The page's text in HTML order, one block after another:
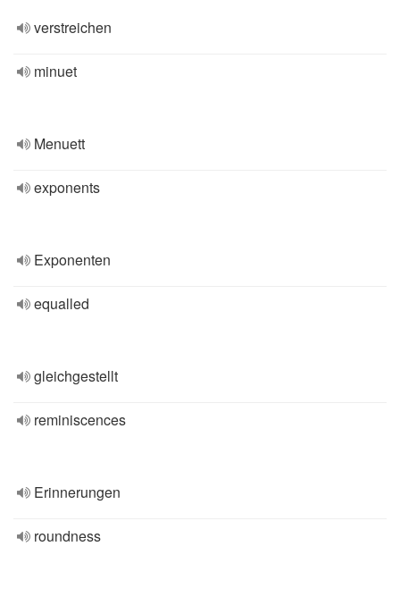
verstreichen
minuet
Menuett
exponents
Exponenten
equalled
gleichgestellt
reminiscences
Erinnerungen
roundness